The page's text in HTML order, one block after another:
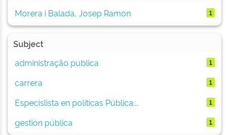
Morera i Balada, Josep Ramon
1
Subject
administração pública
1
carrera 1
Especislista en políticas Pública... 1
gestión pública 1